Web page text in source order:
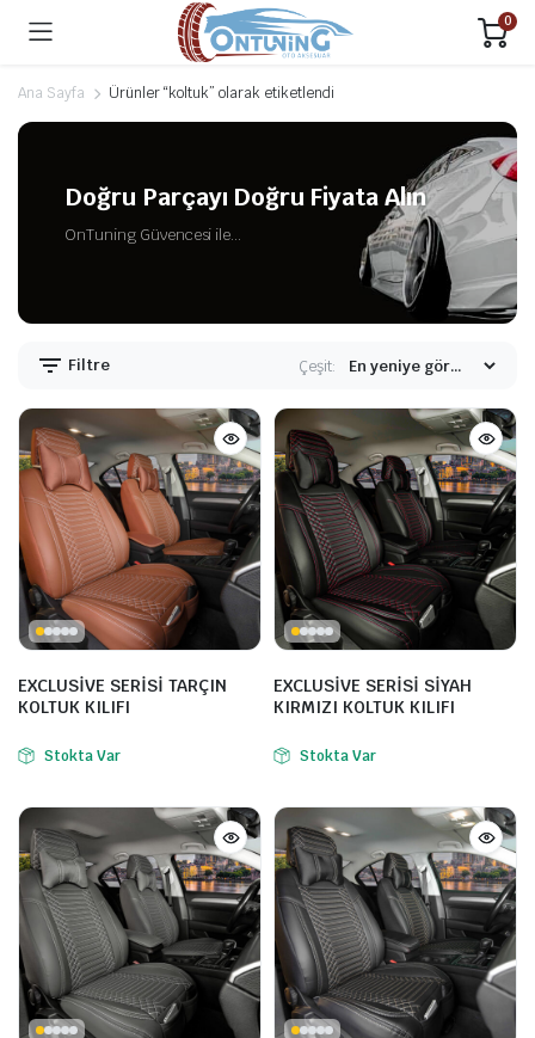
0
Ana Sayfa Ürünler “koltuk” olarak etiketlendi
Doğru Parçayı Doğru Fiyata Alın
OnTuning Güvencesi ile...
Filtre Çeşit:
EXCLUSİVE SERİSİ TARÇIN
KOLTUK KILIFI
Stokta Var
EXCLUSİVE SERİSİ SİYAH
KIRMIZI KOLTUK KILIFI
Stokta Var